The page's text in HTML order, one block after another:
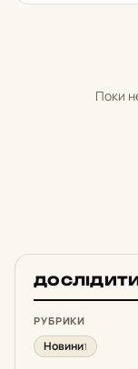
Поки
РУБРИКИ
Новини1